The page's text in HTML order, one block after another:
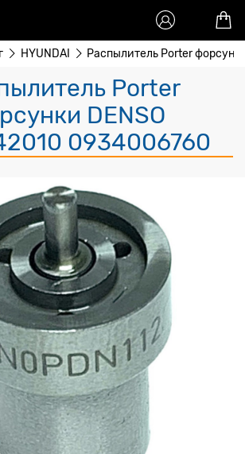
HYUNDAI Распылитель Porter
Porter
DENSO
0934006760